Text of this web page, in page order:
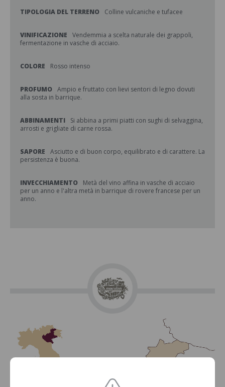
TIPOLOGIA DEL TERRENO Colline vulcaniche e tufacee
VINIFICAZIONE
Vendemmia a scelta naturale dei grappoli,
fermentazione in vasche di acciaio.
COLORE Rosso intenso
PROFUMO Ampio e fruttato con lievi sentori di legno dovuti
alla sosta in barrique.
ABBINAMENTI
Si abbina a primi piatti con sughi di selvaggina,
arrosti e grigliate di carne rossa.
SAPORE
Asciutto e di buon corpo, equilibrato e di carattere. La
persistenza è buona.
INVECCHIAMENTO
Metà del vino affina in vasche di acciaio
per un anno e l'altra metà in barrique di rovere francese per un
anno.